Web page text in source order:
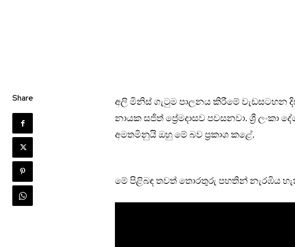
Share
අලි මිනිස් ගැටුම පාලනය කිරීමේ වැඩසටහන
නායක සජිත් ප්‍රේමදාසව පවසනවා. ශ්‍රී ලංකා
අමතමිනුයි ඔහු මේ බව ප්‍රකාශ කළේ.
මේ පිළිබඳ තවත් තොරතුරු පහතින් නැරඹිය